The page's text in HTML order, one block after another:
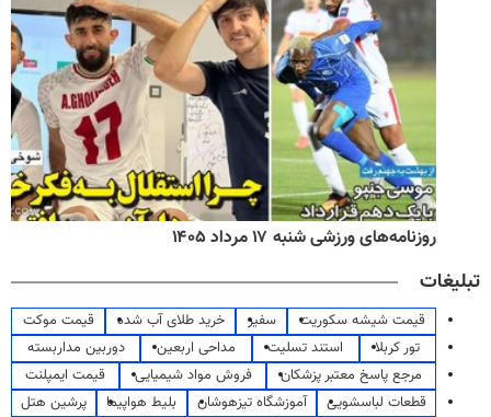
روزنامه‌های ورزشی شنبه ۱۷ مرداد ۱۴۰۵
تبلیغات
قیمت شیشه سکوریت سفیر خرید طلای آب شده
قیمت موکت
تور کربلا
استند تسلیت مداحی اربعین
دوربین مداربسته
مرجع پاسخ معتبر پزشکان
فروش مواد شیمیایی
قیمت ایمپلنت
قطعات لباسشویی
آموزشگاه تیزهوشان بلیط هواپیما
پرشین هتل